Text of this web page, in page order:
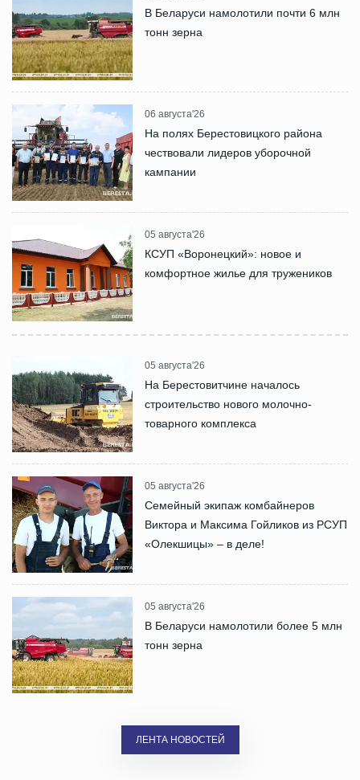
В Беларуси намолотили почти 6 млн
тонн зерна
06 августа'26
На полях Берестовицкого района
чествовали лидеров уборочной
кампании
05 августа'26
КСУП «Воронецкий»: новое и
комфортное жилье для тружеников
05 августа'26
На Берестовитчине началось
строительство нового молочно-
товарного комплекса
05 августа'26
Семейный экипаж комбайнеров
Виктора и Максима Гойликов из РСУП
«Олекшицы» – в деле!
05 августа'26
В Беларуси намолотили более 5 млн
тонн зерна
ЛЕНТА НОВОСТЕЙ